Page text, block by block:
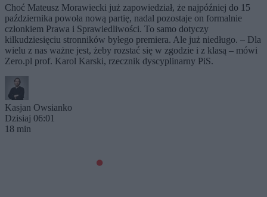
Choć Mateusz Morawiecki już zapowiedział, że najpóźniej do 15
października powoła nową partię, nadal pozostaje on formalnie
członkiem Prawa i Sprawiedliwości. To samo dotyczy
kilkudziesięciu stronników byłego premiera. Ale już niedługo. – Dla
wielu z nas ważne jest, żeby rozstać się w zgodzie i z klasą – mówi
Zero.pl prof. Karol Karski, rzecznik dyscyplinarny PiS.
Kasjan Owsianko
Dzisiaj 06:01
18 min